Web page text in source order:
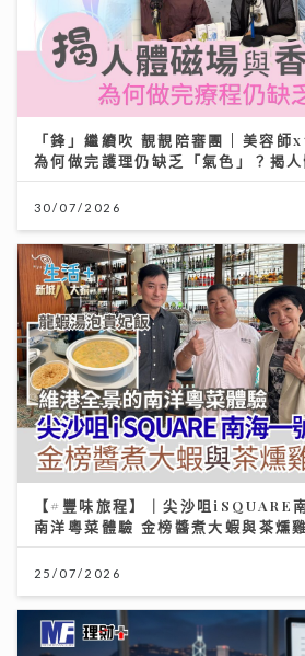
「鋒」繼續吹 靚靚陪審團 | 美容師x
為何做完護理仍缺乏「氣色」？揭
30/07/2026
【#豐味旅程】｜尖沙咀iSQUARE
南洋粵菜體驗 金榜醬煮大蝦與茶燻
25/07/2026